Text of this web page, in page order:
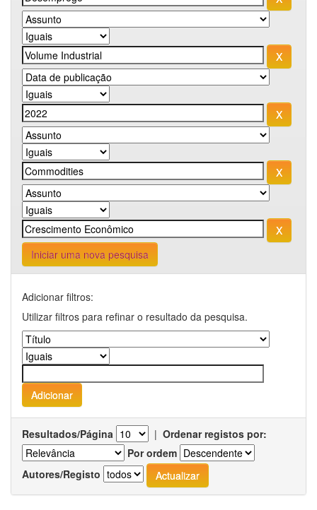
Iniciar uma nova pesquisa
Adicionar filtros:
Utilizar filtros para refinar o resultado da pesquisa.
Resultados/Página | Ordenar registos por:
Por ordem
Autores/Registo